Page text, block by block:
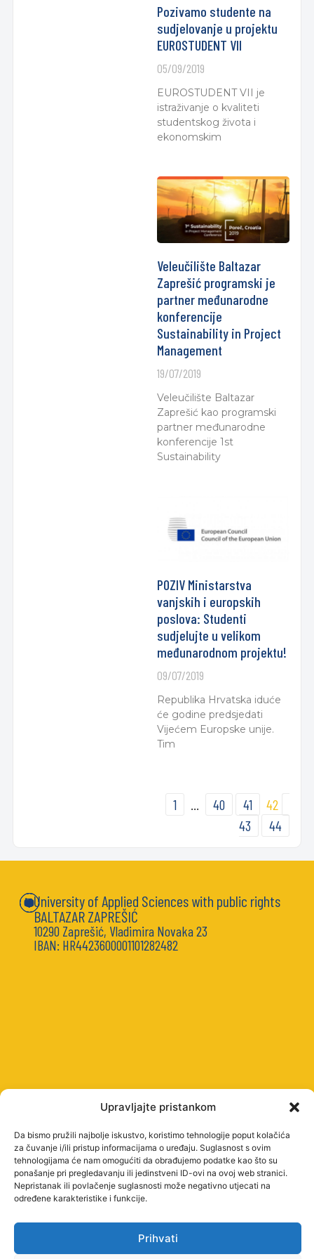
Upravljajte pristankom
Da bismo pružili najbolje iskustvo, koristimo tehnologije poput kolačića
za čuvanje i/ili pristup informacijama o uređaju. Suglasnost s ovim
tehnologijama će nam omogućiti da obrađujemo podatke kao što su
ponašanje pri pregledavanju ili jedinstveni ID-ovi na ovoj web stranici.
Nepristanak ili povlačenje suglasnosti može negativno utjecati na
određene karakteristike i funkcije.
Prihvati
Pozivamo studente na
sudjelovanje u projektu
EUROSTUDENT VII
05/09/2019
EUROSTUDENT VII je
istraživanje o kvaliteti
studentskog života i
ekonomskim
Veleučilište Baltazar
Zaprešić programski je
partner međunarodne
konferencije
Sustainability in Project
Management
19/07/2019
Veleučilište Baltazar
Zaprešić kao programski
partner međunarodne
konferencije 1st
Sustainability
POZIV Ministarstva
vanjskih i europskih
poslova: Studenti
sudjelujte u velikom
međunarodnom projektu!
09/07/2019
Republika Hrvatska iduće
će godine predsjedati
Vijećem Europske unije.
Tim
1 … 40 41
42
43
44
University of Applied Sciences with public rights
BALTAZAR ZAPREŠIĆ
10290 Zaprešić, Vladimira Novaka 23
IBAN: HR4423600001101282482